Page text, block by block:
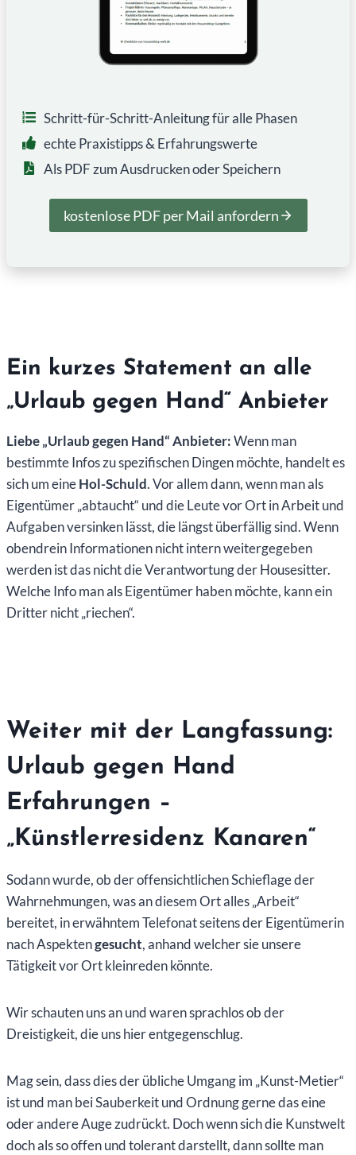
Schritt-für-Schritt-Anleitung für alle Phasen
echte Praxistipps & Erfahrungswerte
Als PDF zum Ausdrucken oder Speichern
kostenlose PDF per Mail anfordern
Ein kurzes Statement an alle
„Urlaub gegen Hand“ Anbieter
Liebe „Urlaub gegen Hand“ Anbieter:Wenn man
bestimmte Infos zu spezifischen Dingen möchte, handelt es
sich um eineHol-Schuld. Vor allem dann, wenn man als
Eigentümer „abtaucht“ und die Leute vor Ort in Arbeit und
Aufgaben versinken lässt, die längst überfällig sind. Wenn
obendrein Informationen nicht intern weitergegeben
werden ist das nicht die Verantwortung der Housesitter.
Welche Info man als Eigentümer haben möchte, kann ein
Dritter nicht „riechen“.
Weiter mit der Langfassung:
Urlaub gegen Hand
Erfahrungen –
„Künstlerresidenz Kanaren“
Sodann wurde, ob der offensichtlichen Schieflage der
Wahrnehmungen, was an diesem Ort alles „Arbeit“
bereitet, in erwähntem Telefonat seitens der Eigentümerin
nach Aspektengesucht, anhand welcher sie unsere
Tätigkeit vor Ort kleinreden könnte.
Wir schauten uns an und waren sprachlos ob der
Dreistigkeit, die uns hier entgegenschlug.
Mag sein, dass dies der übliche Umgang im „Kunst-Metier“
ist und man bei Sauberkeit und Ordnung gerne das eine
oder andere Auge zudrückt. Doch wenn sich die Kunstwelt
doch als so offen und tolerant darstellt, dann sollte man